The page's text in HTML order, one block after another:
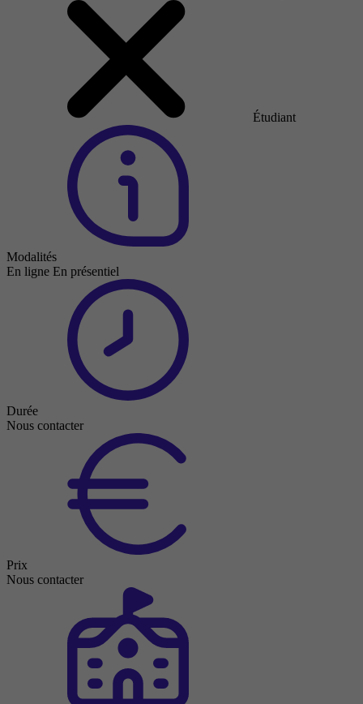
Étudiant
Modalités
En ligne En présentiel
Durée
Nous contacter
Prix
Nous contacter